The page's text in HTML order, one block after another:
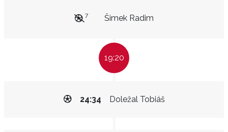
Šimek Radim
7
19:20
Doležal Tobiáš
24:34